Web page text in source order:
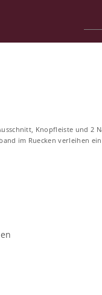
Knopfleiste und 2
im Ruecken verleihen